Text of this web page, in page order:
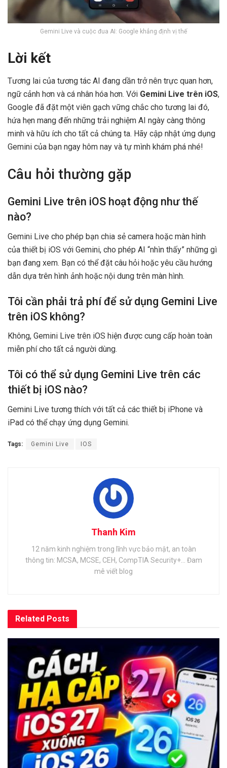
Gemini Live và cuộc đua AI: Google khẳng định vị thế
Lời kết
Tương lai của tương tác AI đang dần trở nên trực quan hơn,
ngữ cảnh hơn và cá nhân hóa hơn. Với Gemini Live trên iOS,
Google đã đặt một viên gạch vững chắc cho tương lai đó,
hứa hẹn mang đến những trải nghiệm AI ngày càng thông
minh và hữu ích cho tất cả chúng ta. Hãy cập nhật ứng dụng
Gemini của bạn ngay hôm nay và tự mình khám phá nhé!
Câu hỏi thường gặp
Gemini Live trên iOS hoạt động như thế
nào?
Gemini Live cho phép bạn chia sẻ camera hoặc màn hình
của thiết bị iOS với Gemini, cho phép AI “nhìn thấy” những gì
bạn đang xem. Bạn có thể đặt câu hỏi hoặc yêu cầu hướng
dẫn dựa trên hình ảnh hoặc nội dung trên màn hình.
Tôi cần phải trả phí để sử dụng Gemini Live
trên iOS không?
Không, Gemini Live trên iOS hiện được cung cấp hoàn toàn
miễn phí cho tất cả người dùng.
Tôi có thể sử dụng Gemini Live trên các
thiết bị iOS nào?
Gemini Live tương thích với tất cả các thiết bị iPhone và
iPad có thể chạy ứng dụng Gemini.
Tags: Gemini Live IOS
Thanh Kim
12 năm kinh nghiệm trong lĩnh vực bảo mật, an toàn
thông tin: MCSA, MCSE, CEH, CompTIA Security+... Đam
mê viết blog
Related Posts